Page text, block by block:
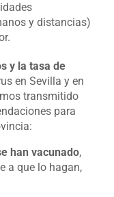
y distancias)
y la tasa de
en Sevilla y en
transmitido
para
han vacunado,
a que lo hagan,